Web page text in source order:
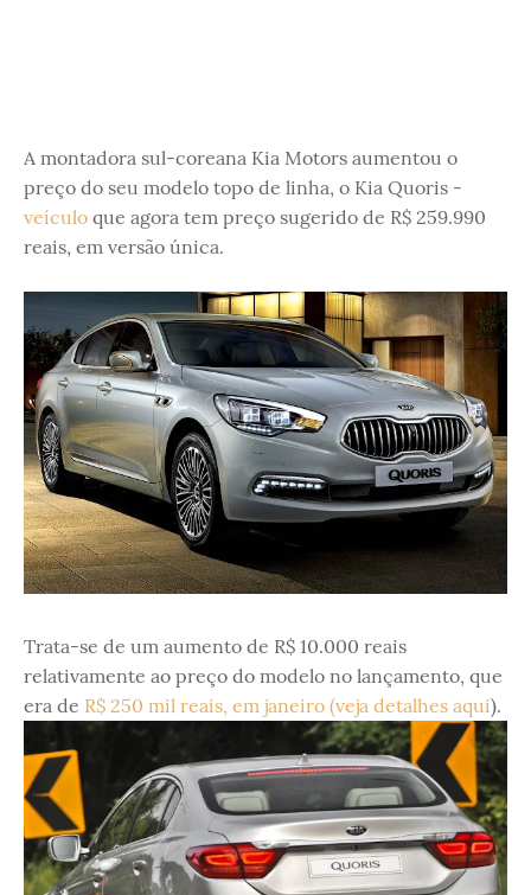
A montadora sul-coreana Kia Motors aumentou o
preço do seu modelo topo de linha, o Kia Quoris -
veículo que agora tem preço sugerido de R$ 259.990
reais, em versão única.
Trata-se de um aumento de R$ 10.000 reais
relativamente ao preço do modelo no lançamento, que
era de R$ 250 mil reais, em janeiro (veja detalhes aqui).